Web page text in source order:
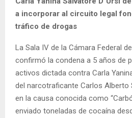
a incorporar al circuito legal
tráfico de drogas
La Sala IV de la Cámara Federal
confirmó la condena a 5 años de
activos dictada contra Carla
del narcotraficante Carlos Alberto
en la causa conocida como
enviado toneladas de cocaína